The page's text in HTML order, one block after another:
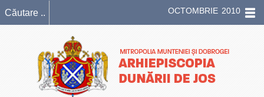
OCTOMBRIE 2010